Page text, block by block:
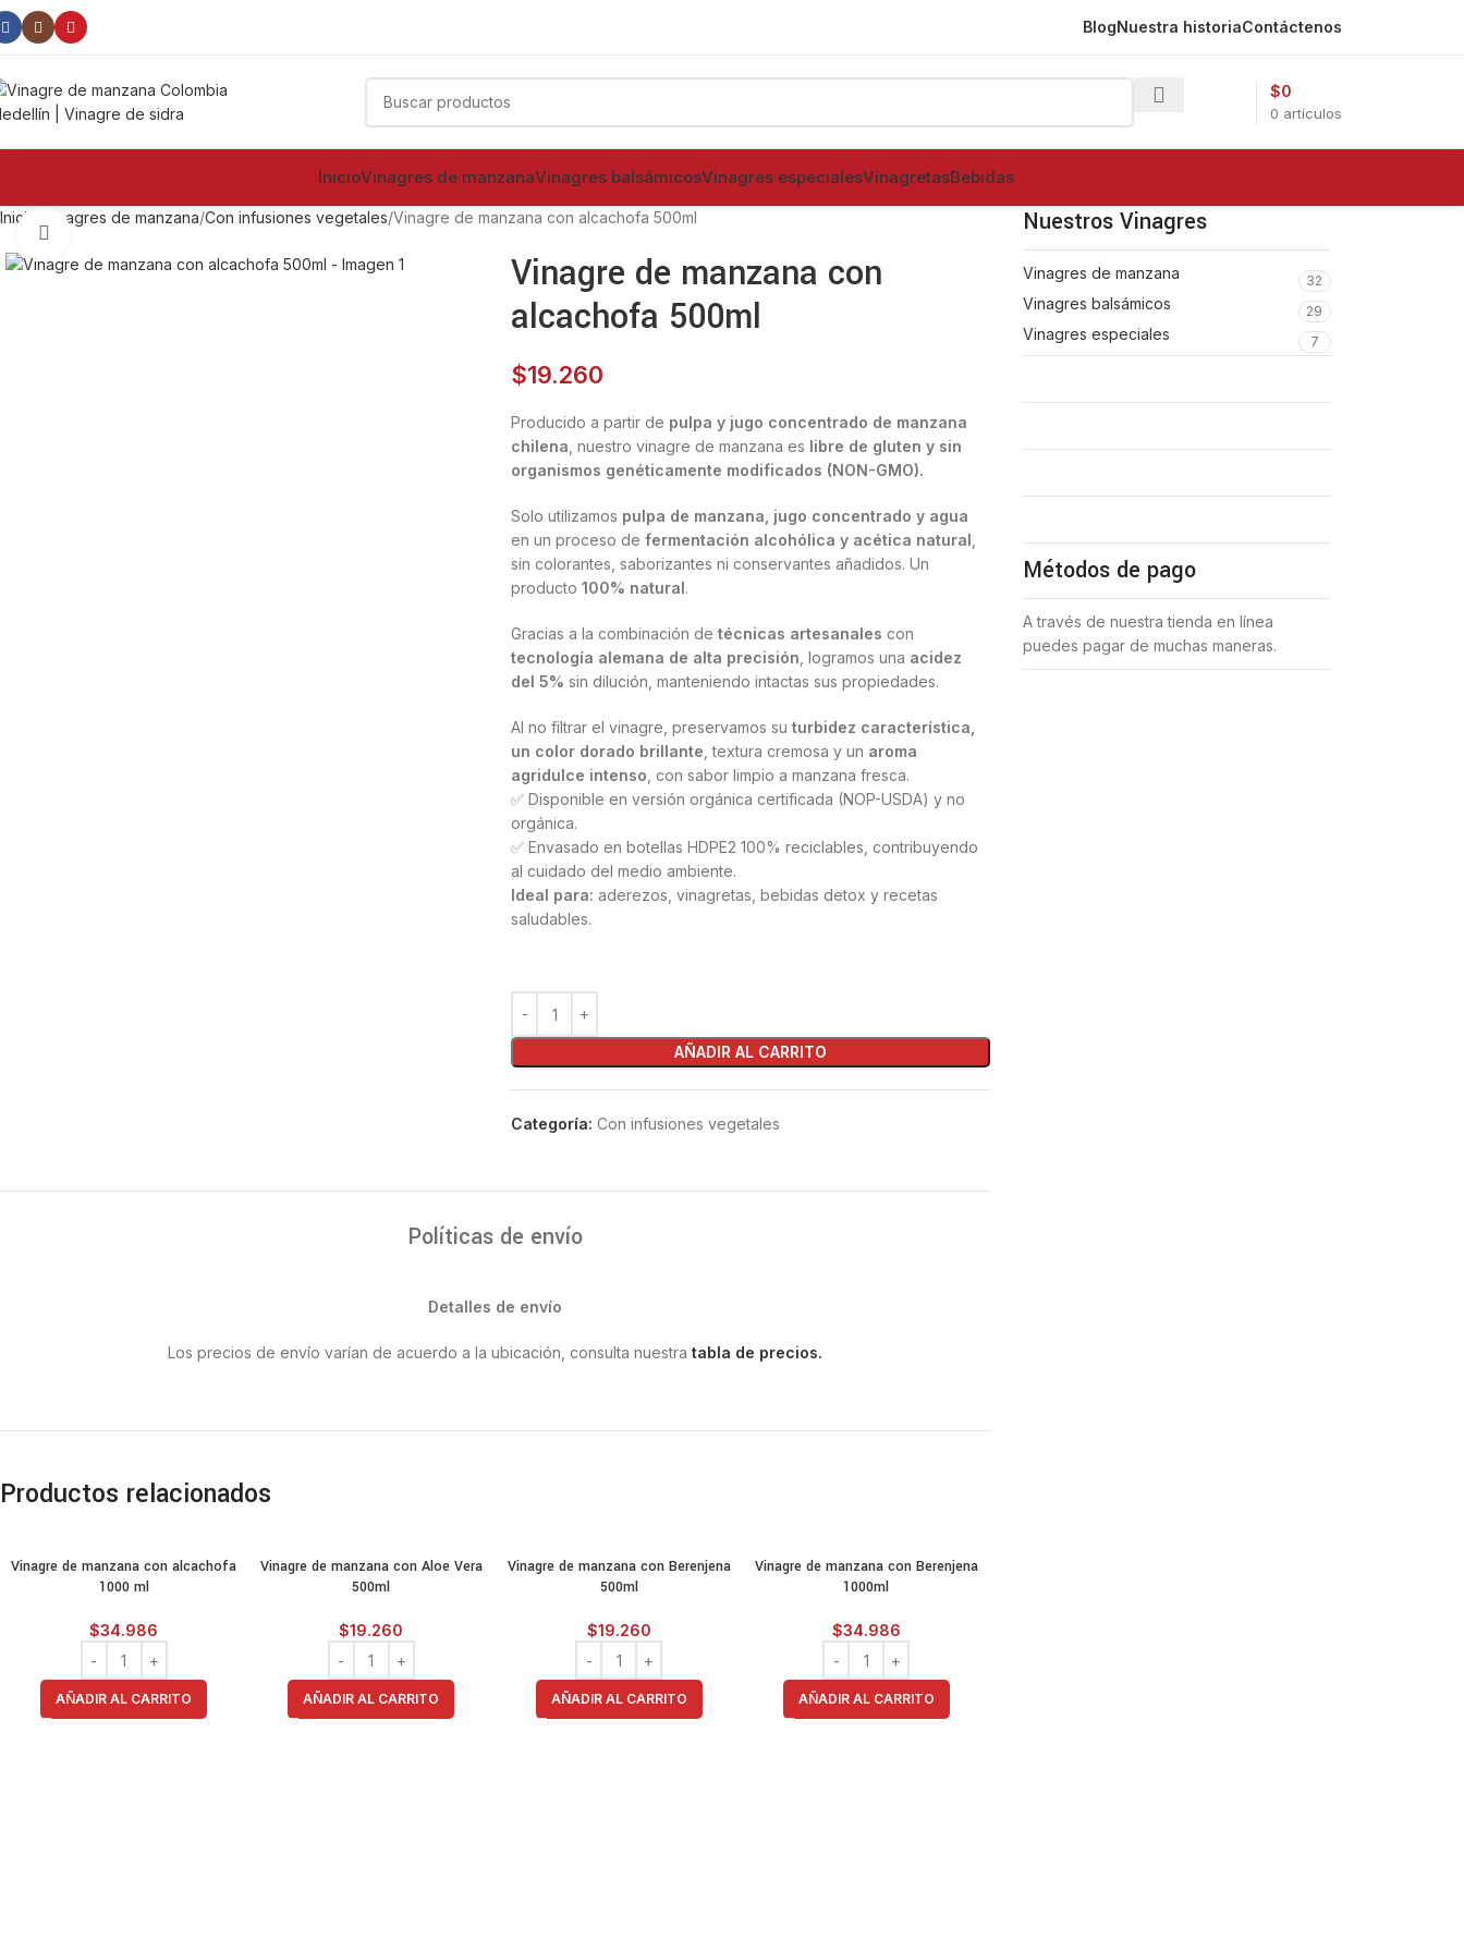
BlogNuestra historiaContáctenos
0 artículos
$0
InicioVinagres de manzanaVinagres balsámicosVinagres especialesVinagretasBebidas
Inicio Vinagres de manzana Con infusiones vegetales Vinagre de manzana con alcachofa 500ml
Vinagre de manzana con
alcachofa 500ml
$19.260
Producido a partir de pulpa y jugo concentrado de manzana
chilena , nuestro vinagre de manzana es libre de gluten y sin
organismos genéticamente modificados (NON-GMO).
Solo utilizamos pulpa de manzana, jugo concentrado y agua
en un proceso de fermentación alcohólica y acética natural
sin colorantes, saborizantes ni conservantes añadidos. Un
producto100% natural.
Gracias a la combinación detécnicas artesanales con
tecnología alemana de alta precisión , logramos una acidez
del 5% sin dilución, manteniendo intactas sus propiedades.
Al no filtrar el vinagre, preservamos su turbidez característica,
un color dorado brillante , textura cremosa y un aroma
agridulce intenso , con sabor limpio a manzana fresca.
✅ Disponible en versión orgánica certificada (NOP-USDA) y no
orgánica.
✅ Envasado en botellas HDPE2 100% reciclables, contribuyendo
al cuidado del medio ambiente.
Ideal para: aderezos, vinagretas, bebidas detox y recetas
saludables.
AÑADIR AL CARRITO
Categoría: Con infusiones vegetales
Políticas de envío
Detalles de envío
Los precios de envío varían de acuerdo a la ubicación, consulta nuestra tabla de precios.
Productos relacionados
Vinagre de manzana con alcachofa
1000 ml
$34.986
AÑADIR AL CARRITO
Vinagre de manzana con Aloe Vera
500ml
$19.260
AÑADIR AL CARRITO
Vinagre de manzana con Berenjena
500ml
$19.260
AÑADIR AL CARRITO
Vinagre de manzana con Berenjena
1000ml
$34.986
AÑADIR AL CARRITO
Nuestros Vinagres
Vinagres de manzana 32
Vinagres balsámicos 29
Vinagres especiales 7
Métodos de pago
A través de nuestra tienda en línea
puedes pagar de muchas maneras.